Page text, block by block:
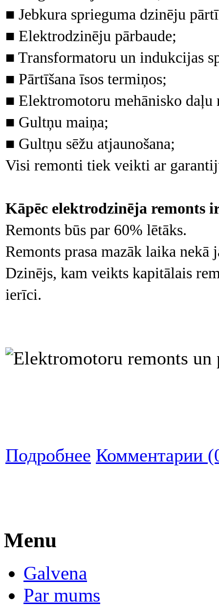
■ Jebkura sprieguma dzinēju
■ Elektrodzinēju pārbaude;
■ Transformatoru un indukcijas
■ Pārtīšana īsos termiņos;
■ Elektromotoru mehānisko daļu
■ Gultņu maiņa;
■ Gultņu sēžu atjaunošana;
Visi remonti tiek veikti ar
Kāpēc elektrodzinēja remonts
Remonts būs par 60% lētāks.
Remonts prasa mazāk laika
Dzinējs, kam veikts kapitālais
ierīci.
Подробнее Комментарии
Menu
Galvena
Par mums